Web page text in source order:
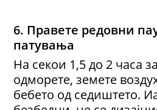
6. Правете редовни
патувања
На секои 1,5 до 2 часа
одморете, земете
бебето од седиштето.